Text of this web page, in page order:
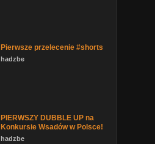
Pierwsze przelecenie #shorts
hadzbe
PIERWSZY DUBBLE UP na
Konkursie Wsadów w Polsce!
hadzbe